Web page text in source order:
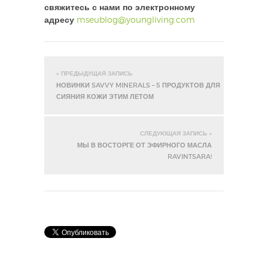
свяжитесь с нами по электронному
адресу mseublog@youngliving.com
« ПРЕДЫДУЩАЯ ЗАПИСЬ
НОВИНКИ SAVVY MINERALS – 5 ПРОДУКТОВ ДЛЯ
СИЯНИЯ КОЖИ ЭТИМ ЛЕТОМ
СЛЕДУЮЩАЯ ЗАПИСЬ »
МЫ В ВОСТОРГЕ ОТ ЭФИРНОГО МАСЛА
RAVINTSARA!